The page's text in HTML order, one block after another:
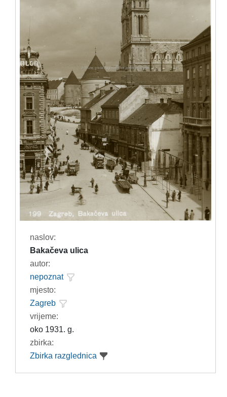
naslov:
Bakačeva ulica
autor:
nepoznat
mjesto:
Zagreb
vrijeme:
oko 1931. g.
zbirka:
Zbirka razglednica